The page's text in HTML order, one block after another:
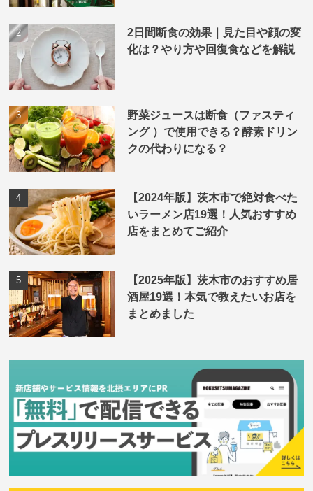
2日間断食の効果｜見た目や顔の変
化は？やり方や回復食などを解説
野菜ジュースは断食（ファスティ
ング ）で使用できる？酵素ドリン
クの代わりになる？
【2024年版】茨木市で絶対食べた
いラーメン店19選！人気おすすめ
店をまとめてご紹介
【2025年版】茨木市のおすすめ居
酒屋19選！本気で教えたいお店を
まとめました